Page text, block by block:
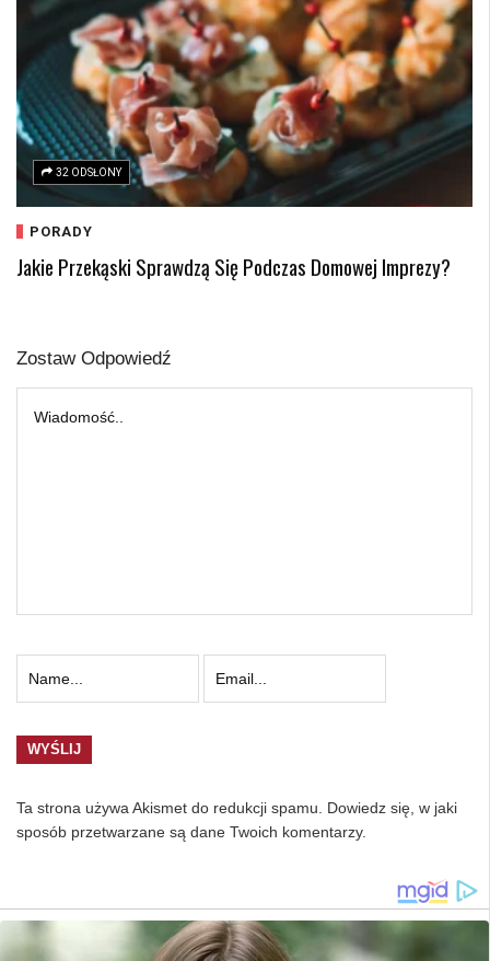
32 ODSŁONY
PORADY
Jakie Przekąski Sprawdzą Się Podczas Domowej Imprezy?
Zostaw Odpowiedź
Ta strona używa Akismet do redukcji spamu. Dowiedz się, w jaki
sposób przetwarzane są dane Twoich komentarzy.